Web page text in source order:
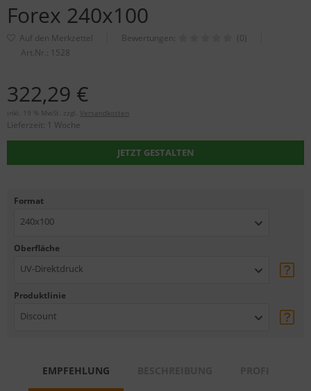
Forex 240x100
Bewertungen:
(0)
Art.Nr.: 1528
322,29 €
inkl. 19 % MwSt. zzgl. Versandkosten
Lieferzeit: 1 Woche
JETZT GESTALTEN
Format
240x100
Oberfläche
UV-Direktdruck
Produktlinie
Discount
EMPFEHLUNG